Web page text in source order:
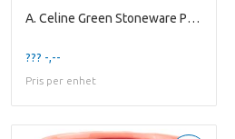
A. Celine Green Stoneware Pot ES-15
??? -,--
Pris per enhet